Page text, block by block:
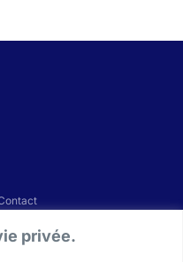
privée.
de rappel